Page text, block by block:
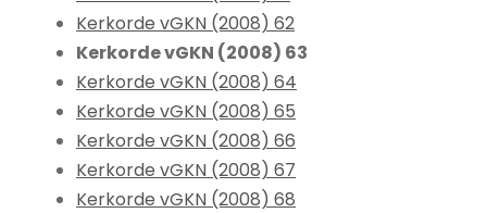
Kerkorde vGKN (2008) 62
Kerkorde vGKN (2008) 63
Kerkorde vGKN (2008) 64
Kerkorde vGKN (2008) 65
Kerkorde vGKN (2008) 66
Kerkorde vGKN (2008) 67
Kerkorde vGKN (2008) 68